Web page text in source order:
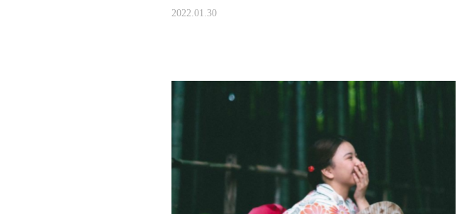
2022.01.30